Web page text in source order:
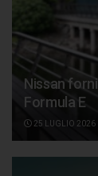
Nissan
Formula E
25 LUGLIO 2026